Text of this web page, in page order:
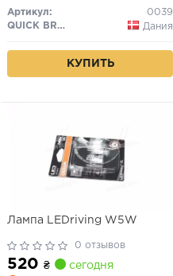
Артикул:
0039
QUICK BRAKE
Дания
КУПИТЬ
Лампа LEDriving W5W
0 отзывов
520 ₴
сегодня